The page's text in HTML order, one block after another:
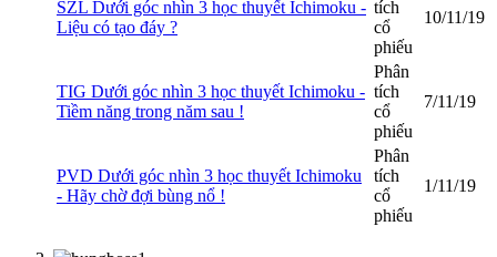
SZL Dưới góc nhìn 3 học thuyết Ichimoku -
Liệu có tạo đáy ?
tích
cổ
phiếu
10/11/19
TIG Dưới góc nhìn 3 học thuyết Ichimoku -
Tiềm năng trong năm sau !
Phân
tích
cổ
phiếu
7/11/19
PVD Dưới góc nhìn 3 học thuyết Ichimoku
- Hãy chờ đợi bùng nổ !
Phân
tích
cổ
phiếu
1/11/19